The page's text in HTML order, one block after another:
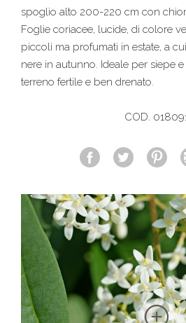
spoglio alto 200-220 cm con
Foglie coriacee, lucide, di colore
piccoli ma profumati in estate, a
nere in autunno. Ideale per siepe
terreno fertile e ben drenato.
COD.